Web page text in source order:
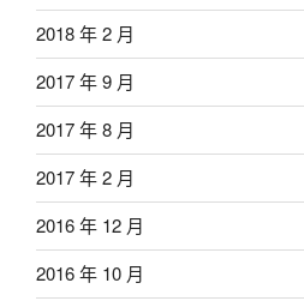
2018 年 2 月
2017 年 9 月
2017 年 8 月
2017 年 2 月
2016 年 12 月
2016 年 10 月